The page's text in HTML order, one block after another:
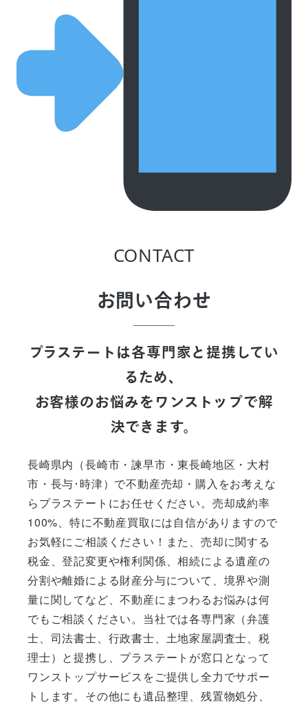
CONTACT
お問い合わせ
プラステートは各専門家と提携してい
るため、
お客様のお悩みをワンストップで解
決できます。
長崎県内（長崎市・諫早市・東長崎地区・大村
市・長与･時津）で不動産売却・購入をお考えな
らプラステートにお任せください。売却成約率
100%、特に不動産買取には自信がありますので
お気軽にご相談ください！また、売却に関する
税金、登記変更や権利関係、相続による遺産の
分割や離婚による財産分与について、境界や測
量に関してなど、不動産にまつわるお悩みは何
でもご相談ください。当社では各専門家（弁護
士、司法書士、行政書士、土地家屋調査士、税
理士）と提携し、プラステートが窓口となって
ワンストップサービスをご提供し全力でサポー
トします。その他にも遺品整理、残置物処分、